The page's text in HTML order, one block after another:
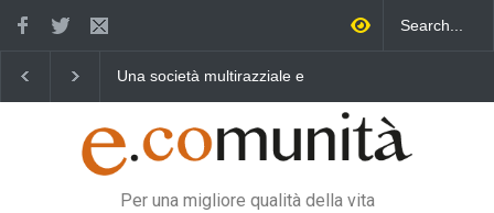
Una società multirazziale e
Benedetta primavera,
Per una migliore qualità della vita